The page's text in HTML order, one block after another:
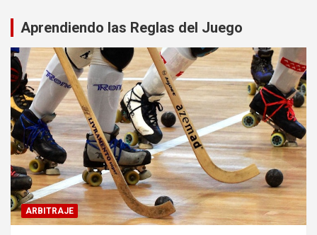
Aprendiendo las Reglas del Juego
ARBITRAJE